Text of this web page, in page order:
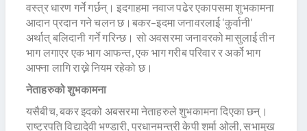
वस्त्र धारण गर्ने गर्छन्। इदगाहमा नवाज पढेर एकापसमा शुभकामना
आदान प्रदान गने चलन छ।बकर–इदमा जनावरलाई ‘कुर्वानी’
अर्थात् बलिदानी गर्ने गरिन्छ। सो अवसरमा जनावरको मासुलाई तीन
भाग लगाएर एक भाग आफन्त, एक भाग गरीब परिवार र अर्को भाग
आफ्ना लागि राख्ने नियम रहेको छ।
नेताहरुको शुभकामना
यसैबीच, बकर इदको अबसरमा नेताहरुले शुभकामना दिएका छन्।
राष्ट्रपति विद्यादेवी भण्डारी, प्रधानमन्त्री केपी शर्मा ओली, सभामुख